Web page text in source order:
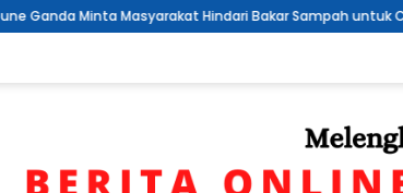
Hindari Bakar Sampah untuk Cegah Kebakaran